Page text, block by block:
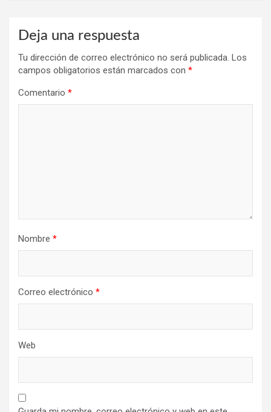
Deja una respuesta
Tu dirección de correo electrónico no será publicada. Los
campos obligatorios están marcados con *
Comentario *
Nombre *
Correo electrónico *
Web